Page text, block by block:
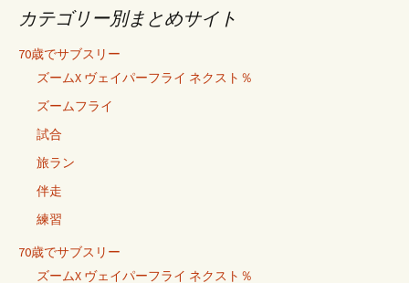
カテゴリー別まとめサイト
70歳でサブスリー
ズームX ヴェイパーフライ ネクスト％
ズームフライ
試合
旅ラン
伴走
練習
70歳でサブスリー
ズームX ヴェイパーフライ ネクスト％